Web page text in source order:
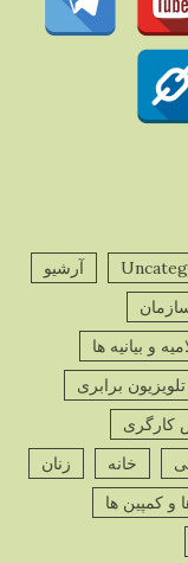
آرشیو
و بیانیه ها
برابری
کارگری
خانه
زنان
و کمپین ها